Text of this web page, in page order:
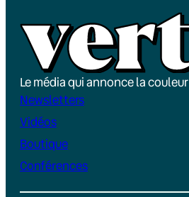
Le média qui annonce la couleur
Newsletters
Vidéos
Boutique
Conférences